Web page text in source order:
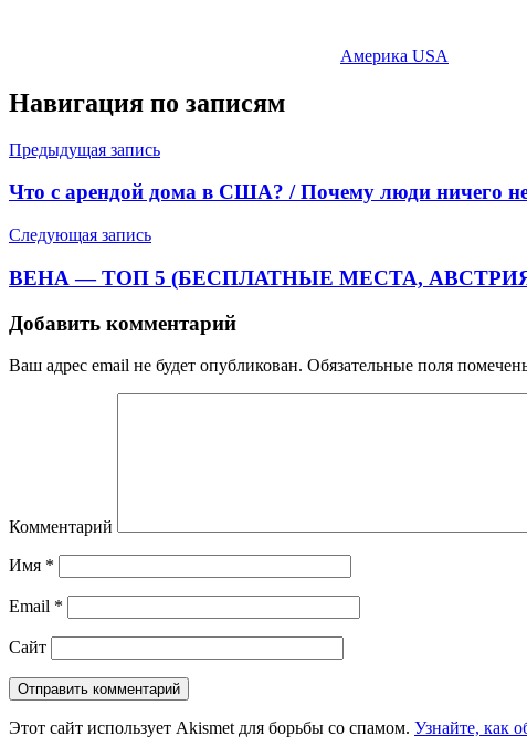
Америка USA
Навигация по записям
Предыдущая запись
Что с арендой дома в США? / Почему люди ничего
Следующая запись
ВЕНА — ТОП 5 (БЕСПЛАТНЫЕ МЕСТА,
Добавить комментарий
Ваш адрес email не будет опубликован. Обязательные поля
Комментарий
Имя *
Email *
Сайт
Этот сайт использует Akismet для борьбы со спамом. Узнайте, как